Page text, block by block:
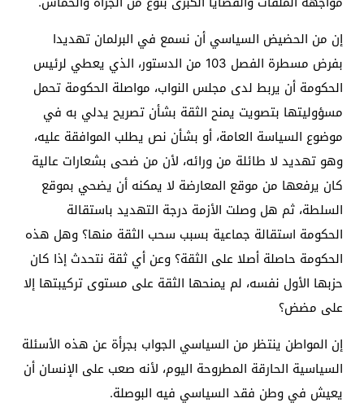
إن من الحضيض السياسي أن نسمع في البرلمان تهديدا
بفرض مسطرة الفصل 103 من الدستور، الذي يعطي لرئيس
الحكومة أن يربط لدى مجلس النواب، مواصلة الحكومة تحمل
مسؤوليتها بتصويت يمنح الثقة بشأن تصريح يدلي به في
موضوع السياسة العامة، أو بشأن نص يطلب الموافقة عليه،
وهو تهديد لا طائلة من ورائه، لأن من ضحى بشعارات عالية
كان يرفعها من موقع المعارضة لا يمكنه أن يضحي بموقع
السلطة، ثم هل وصلت الأزمة درجة التهديد باستقالة
الحكومة استقالة جماعية بسبب سحب الثقة منها؟ وهل هذه
الحكومة حاصلة أصلا على الثقة؟ وعن أي ثقة نتحدث إذا كان
حزبها الأول نفسه، لم يمنحها الثقة على مستوى تركيبتها إلا
على مضض؟
إن المواطن ينتظر من السياسي الجواب بجرأة عن هذه الأسئلة
السياسية الحارقة المطروحة اليوم، لأنه صعب على الإنسان أن
يعيش في وطن فقد السياسي فيه البوصلة.